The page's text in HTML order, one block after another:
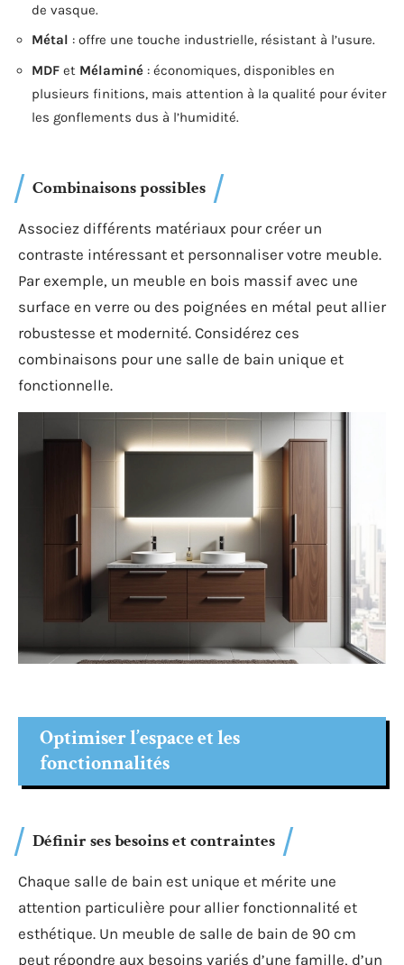
de vasque.
Métal : offre une touche industrielle, résistant à l’usure.
MDF et Mélaminé : économiques, disponibles en
plusieurs finitions, mais attention à la qualité pour éviter
les gonflements dus à l’humidité.
Combinaisons possibles
Associez différents matériaux pour créer un
contraste intéressant et personnaliser votre meuble.
Par exemple, un meuble en bois massif avec une
surface en verre ou des poignées en métal peut allier
robustesse et modernité. Considérez ces
combinaisons pour une salle de bain unique et
fonctionnelle.
Optimiser l’espace et les
fonctionnalités
Définir ses besoins et contraintes
Chaque salle de bain est unique et mérite une
attention particulière pour allier fonctionnalité et
esthétique. Un meuble de salle de bain de 90 cm
peut répondre aux besoins variés d’une famille, d’un